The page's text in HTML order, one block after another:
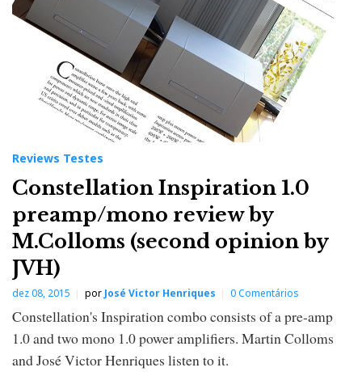
Reviews Testes
Constellation Inspiration 1.0
preamp/mono review by
M.Colloms (second opinion by
JVH)
dez 08, 2015 por José Victor Henriques 0 Comentários
Constellation's Inspiration combo consists of a pre-amp
1.0 and two mono 1.0 power amplifiers. Martin Colloms
and José Victor Henriques listen to it.